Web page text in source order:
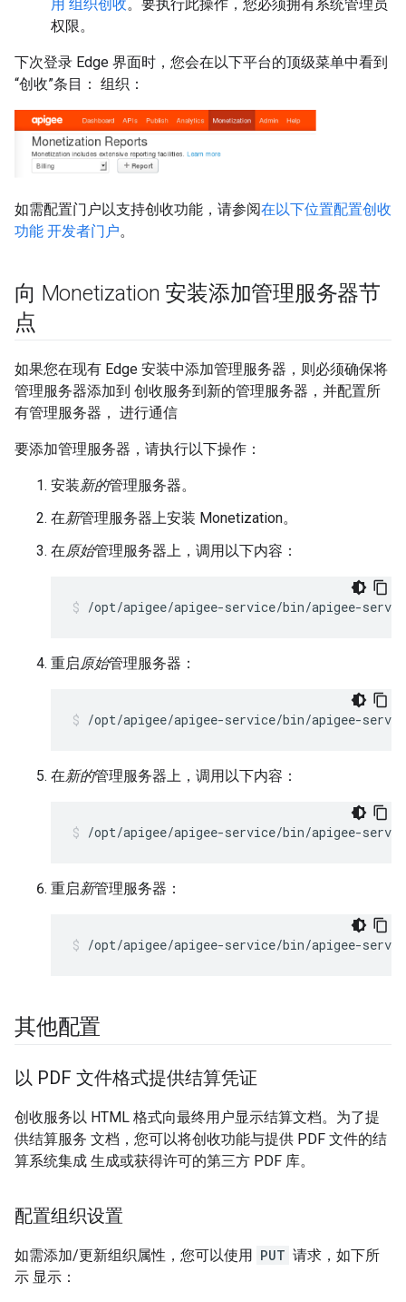
用 组织创收。要执行此操作，您必须拥有系统管理员
权限。
下次登录 Edge 界面时，您会在以下平台的顶级菜单中看到
“创收”条目： 组织：
如需配置门户以支持创收功能，请参阅在以下位置配置创收
功能 开发者门户。
向 Monetization 安装添加管理服务器节
点
如果您在现有 Edge 安装中添加管理服务器，则必须确保将
管理服务器添加到 创收服务到新的管理服务器，并配置所
有管理服务器， 进行通信
要添加管理服务器，请执行以下操作：
安装新的管理服务器。
在新管理服务器上安装 Monetization。
在原始管理服务器上，调用以下内容：
/opt/apigee/apigee-service/bin/apigee-
重启原始管理服务器：
/opt/apigee/apigee-service/bin/apigee-
在新的管理服务器上，调用以下内容：
/opt/apigee/apigee-service/bin/apigee-
重启新管理服务器：
/opt/apigee/apigee-service/bin/apigee-
其他配置
以 PDF 文件格式提供结算凭证
创收服务以 HTML 格式向最终用户显示结算文档。为了提
供结算服务 文档，您可以将创收功能与提供 PDF 文件的结
算系统集成 生成或获得许可的第三方 PDF 库。
配置组织设置
如需添加/更新组织属性，您可以使用 PUT 请求，如下所
示 显示：